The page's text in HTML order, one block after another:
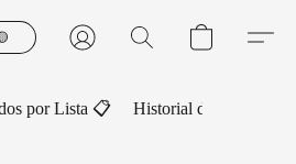
por Lista 📋 Historial de Pedidos